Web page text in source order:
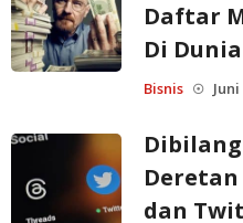
Daftar
Di
Bisnis ☉
dan